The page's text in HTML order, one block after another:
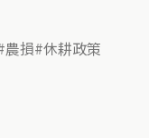
農損 休耕政策